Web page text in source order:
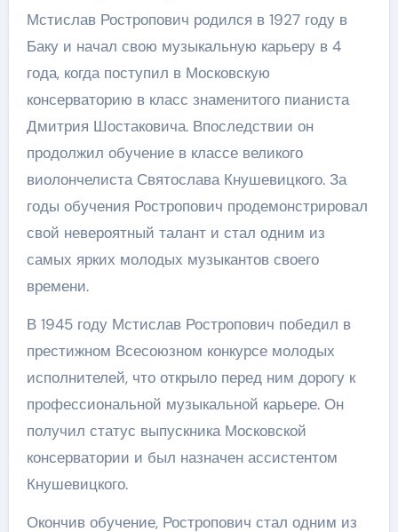
Мстислав Ростропович родился в 1927 году в
Баку и начал свою музыкальную карьеру в 4
года, когда поступил в Московскую
консерваторию в класс знаменитого пианиста
Дмитрия Шостаковича. Впоследствии он
продолжил обучение в классе великого
виолончелиста Святослава Кнушевицкого. За
годы обучения Ростропович продемонстрировал
свой невероятный талант и стал одним из
самых ярких молодых музыкантов своего
времени.
В 1945 году Мстислав Ростропович победил в
престижном Всесоюзном конкурсе молодых
исполнителей, что открыло перед ним дорогу к
профессиональной музыкальной карьере. Он
получил статус выпускника Московской
консерватории и был назначен ассистентом
Кнушевицкого.
Окончив обучение, Ростропович стал одним из